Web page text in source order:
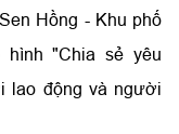
Hồng - Khu phố
"Chia sẻ yêu
lao động và người